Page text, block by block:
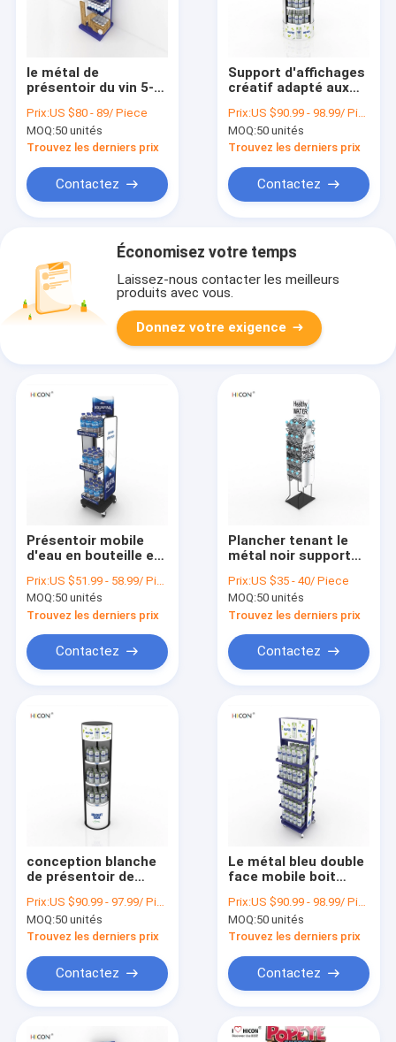
le métal de
présentoir du vin 5-
présentoir de l'eau
avec la boîte en bois
Prix:US $80 - 89/ Piece
MOQ:50 unités
Trouvez les derniers prix
Contactez
Support d'affichages
créatif adapté aux
boisson non
alcoolisée en métal
4-Tiers blanc
Prix:US $90.99 - 98.99/ Piece
MOQ:50 unités
Trouvez les derniers prix
Contactez
Économisez votre temps
Laissez-nous contacter les meilleurs
produits avec vous.
Donnez votre exigence
Présentoir mobile
d'eau en bouteille en
Prix:US $51.99 - 58.99/ Piece
MOQ:50 unités
Trouvez les derniers prix
Contactez
Plancher tenant le
métal noir support
bouteille d'eau de fil
de 5 couches
Prix:US $35 - 40/ Piece
MOQ:50 unités
Trouvez les derniers prix
Contactez
conception blanche
de présentoir de
des graphiques 3-
Tiers
Prix:US $90.99 - 97.99/ Piece
MOQ:50 unités
Trouvez les derniers prix
Contactez
Le métal bleu double
face mobile boit
visualisation de
Cabinet
Prix:US $90.99 - 98.99/ Piece
MOQ:50 unités
Trouvez les derniers prix
Contactez